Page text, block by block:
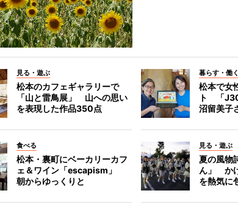
見る・遊ぶ
松本のカフェギャラリーで
「山と雷鳥展」 山への思い
を表現した作品350点
暮らす・働く
松本で女
ト 「
沼留美子
食べる
松本・裏町にベーカリーカフ
ェ＆ワイン「escapism」
朝からゆっくりと
見る・遊ぶ
夏の風物
ん」 か
を熱気に